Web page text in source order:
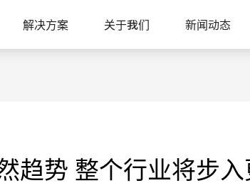
解决方案 关于我们 新闻动态
趋势 整个行业将步入